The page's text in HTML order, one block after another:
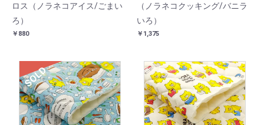
ロス（ノラネコアイス/ごまい
ろ）
￥880
（ノラネコクッキング/バニラ
いろ）
￥1,375
SOLD